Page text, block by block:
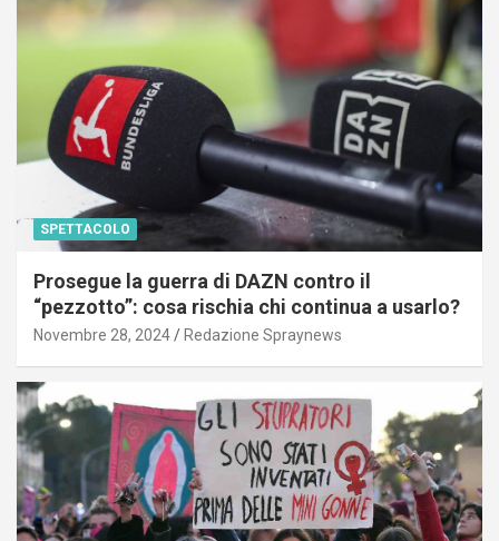
SPETTACOLO
Prosegue la guerra di DAZN contro il
“pezzotto”: cosa rischia chi continua a usarlo?
Novembre 28, 2024 Redazione Spraynews